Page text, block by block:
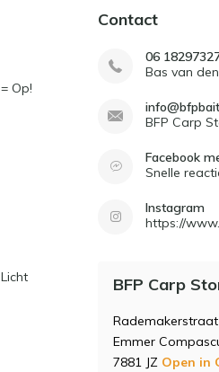
Op!
Contact
06
Bas van
BFP Carp
Facebook
Snelle
Instagram
https://
BFP Carp
Emmer
7881 JZ Open in